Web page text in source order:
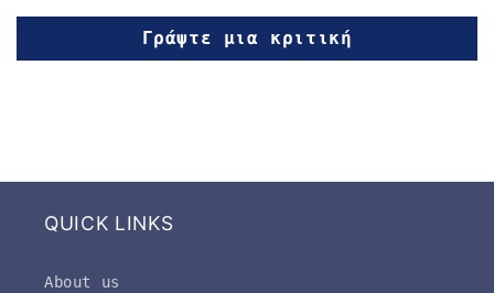
Γράψτε μια κριτική
QUICK LINKS
About us